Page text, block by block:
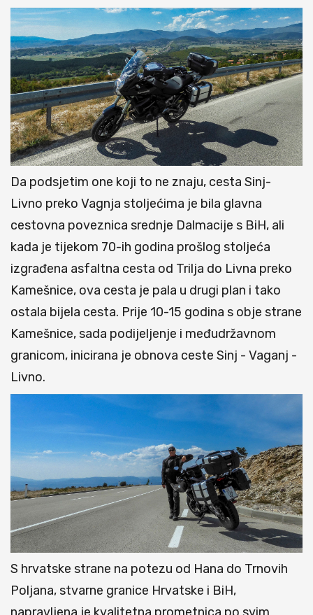
Da podsjetim one koji to ne znaju, cesta Sinj-
Livno preko Vagnja stoljećima je bila glavna
cestovna poveznica srednje Dalmacije s BiH, ali
kada je tijekom 70-ih godina prošlog stoljeća
izgrađena asfaltna cesta od Trilja do Livna preko
Kamešnice, ova cesta je pala u drugi plan i tako
ostala bijela cesta. Prije 10-15 godina s obje strane
Kamešnice, sada podijeljenje i međudržavnom
granicom, inicirana je obnova ceste Sinj - Vaganj -
Livno.
S hrvatske strane na potezu od Hana do Trnovih
Poljana, stvarne granice Hrvatske i BiH,